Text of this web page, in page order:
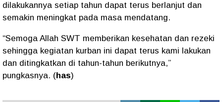
dilakukannya setiap tahun dapat terus berlanjut dan
semakin meningkat pada masa mendatang.
“Semoga Allah SWT memberikan kesehatan dan rezeki
sehingga kegiatan kurban ini dapat terus kami lakukan
dan ditingkatkan di tahun-tahun berikutnya,”
pungkasnya. (has)